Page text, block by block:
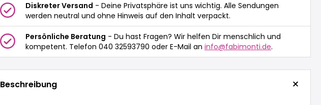
Diskreter Versand - Deine Privatsphäre ist uns wichtig. Alle Sendungen
werden neutral und ohne Hinweis auf den Inhalt verpackt.
Persönliche Beratung - Du hast Fragen? Wir helfen Dir menschlich und
kompetent. Telefon 040 32593790 oder E-Mail an info@fabimonti.de.
Beschreibung